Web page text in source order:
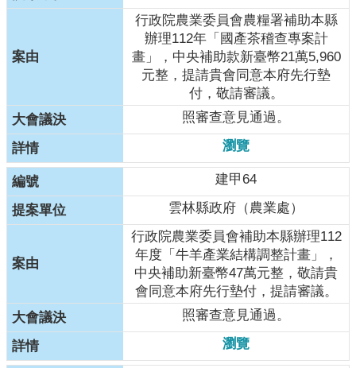
行政院農業委員會農糧署補助本縣
辦理112年「國產茶稽查專案計
畫」，中央補助款新臺幣21萬5,960
元整，提請貴會同意本府先行墊
付，敬請審議。
照審查意見通過。
瀏覽
建甲64
雲林縣政府（農業處）
行政院農業委員會補助本縣辦理112
年度「牛羊產業結構調整計畫」，
中央補助新臺幣47萬元整，敬請貴
會同意本府先行墊付，提請審議。
照審查意見通過。
瀏覽